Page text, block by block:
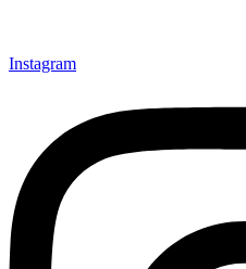
Instagram